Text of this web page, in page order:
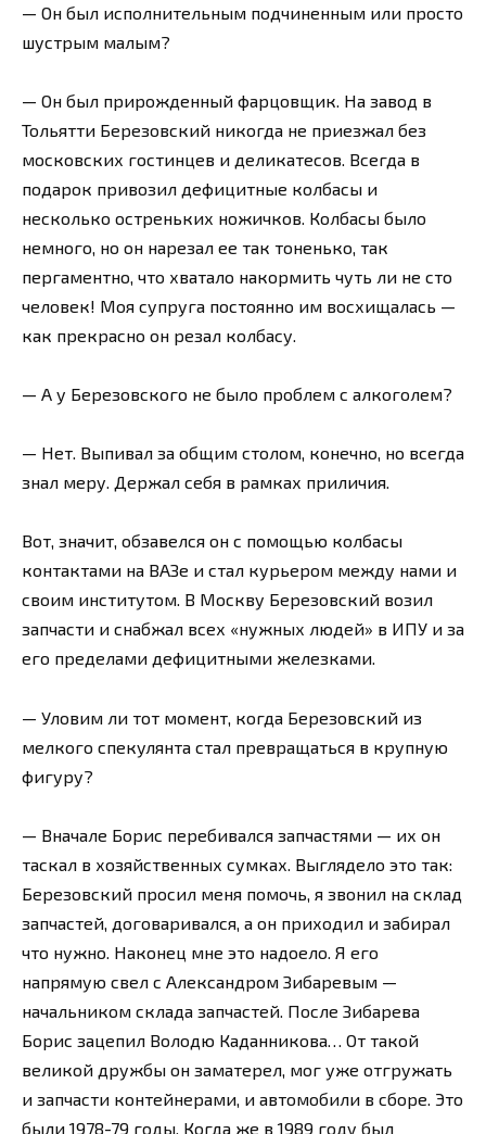
— Он был исполнительным подчиненным или просто
шустрым малым?
— Он был прирожденный фарцовщик. На завод в
Тольятти Березовский никогда не приезжал без
московских гостинцев и деликатесов. Всегда в
подарок привозил дефицитные колбасы и
несколько остреньких ножичков. Колбасы было
немного, но он нарезал ее так тоненько, так
пергаментно, что хватало накормить чуть ли не сто
человек! Моя супруга постоянно им восхищалась —
как прекрасно он резал колбасу.
— А у Березовского не было проблем с алкоголем?
— Нет. Выпивал за общим столом, конечно, но всегда
знал меру. Держал себя в рамках приличия.
Вот, значит, обзавелся он с помощью колбасы
контактами на ВАЗе и стал курьером между нами и
своим институтом. В Москву Березовский возил
запчасти и снабжал всех «нужных людей» в ИПУ и за
его пределами дефицитными железками.
— Уловим ли тот момент, когда Березовский из
мелкого спекулянта стал превращаться в крупную
фигуру?
— Вначале Борис перебивался запчастями — их он
таскал в хозяйственных сумках. Выглядело это так:
Березовский просил меня помочь, я звонил на склад
запчастей, договаривался, а он приходил и забирал
что нужно. Наконец мне это надоело. Я его
напрямую свел с Александром Зибаревым —
начальником склада запчастей. После Зибарева
Борис зацепил Володю Каданникова… От такой
великой дружбы он заматерел, мог уже отгружать
и запчасти контейнерами, и автомобили в сборе. Это
были 1978-79 годы. Когда же в 1989 году был